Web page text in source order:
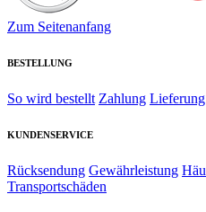
Zum Seitenanfang
BESTELLUNG
So wird bestellt Zahlung Lieferung
KUNDENSERVICE
Rücksendung Gewährleistung
Transportschäden